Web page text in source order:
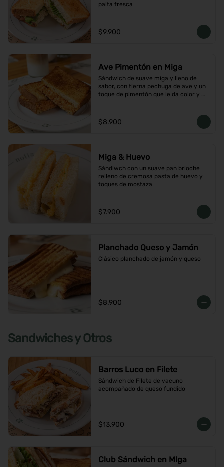
palta fresca
$9.900
Ave Pimentón en Miga
Sándwich de suave miga y lleno de
sabor, con tierna pechuga de ave y un
toque de pimentón que le da color y
$8.900
Miga & Huevo
Sándiwch con un suave pan brioche
relleno de cremosa pasta de huevo y
toques de mostaza
$7.900
Planchado Queso y Jamón
Clásico planchado de jamón y queso
$8.900
Sandwiches y Otros
Barros Luco en Filete
Sándwich de Filete de vacuno
acompañado de queso fundido
$13.900
Club Sándwich en MIga